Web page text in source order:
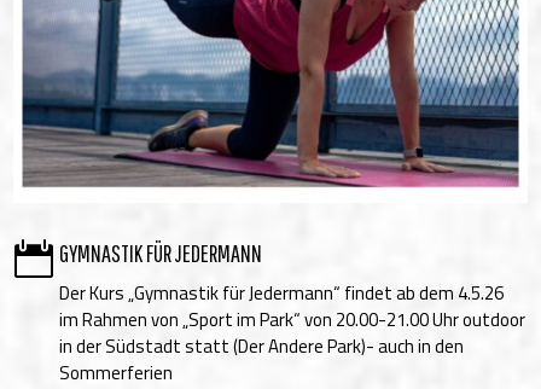
 GYMNASTIK FÜR JEDERMANN
Der Kurs „Gymnastik für Jedermann“ findet ab dem 4.5.26
im Rahmen von „Sport im Park“ von 20.00-21.00 Uhr outdoor
in der Südstadt statt (Der Andere Park)- auch in den
Sommerferien